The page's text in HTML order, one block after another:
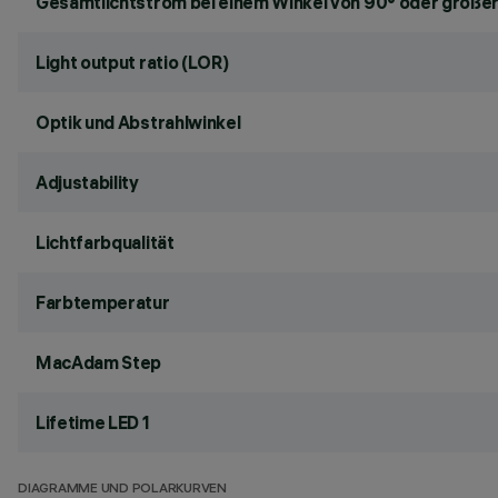
Light output ratio (LOR)
Optik und Abstrahlwinkel
Adjustability
Lichtfarbqualität
Farbtemperatur
MacAdam Step
Lifetime LED 1
DIAGRAMME UND POLARKURVEN